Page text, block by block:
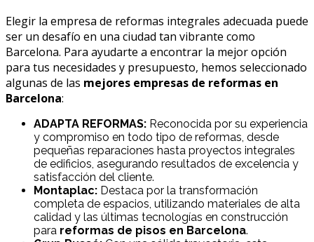
Elegir la empresa de reformas integrales adecuada puede
ser un desafío en una ciudad tan vibrante como
Barcelona. Para ayudarte a encontrar la mejor opción
para tus necesidades y presupuesto, hemos seleccionado
algunas de las mejores empresas de reformas en
Barcelona:
ADAPTA REFORMAS: Reconocida por su experiencia
y compromiso en todo tipo de reformas, desde
pequeñas reparaciones hasta proyectos integrales
de edificios, asegurando resultados de excelencia y
satisfacción del cliente.
Montaplac: Destaca por la transformación
completa de espacios, utilizando materiales de alta
calidad y las últimas tecnologías en construcción
para reformas de pisos en Barcelona.